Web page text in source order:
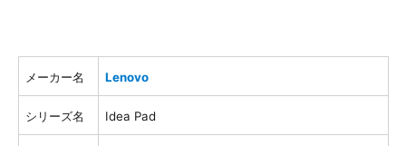
メーカー名 Lenovo
シリーズ名 Idea Pad